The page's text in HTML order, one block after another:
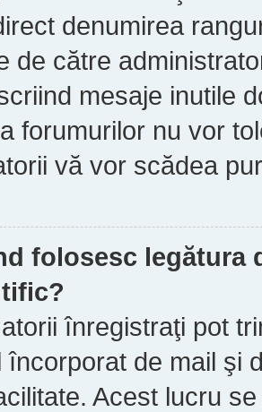
denumirea
de către
mesaje inutile
forumurilor nu vor
vă vor scădea
folosesc
înregistraţi pot
încorporat de mail şi
Acest lucru